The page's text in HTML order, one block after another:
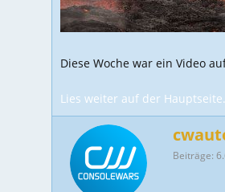
Diese Woche war ein Video
Lies weiter auf der
W
r
iBeiträge